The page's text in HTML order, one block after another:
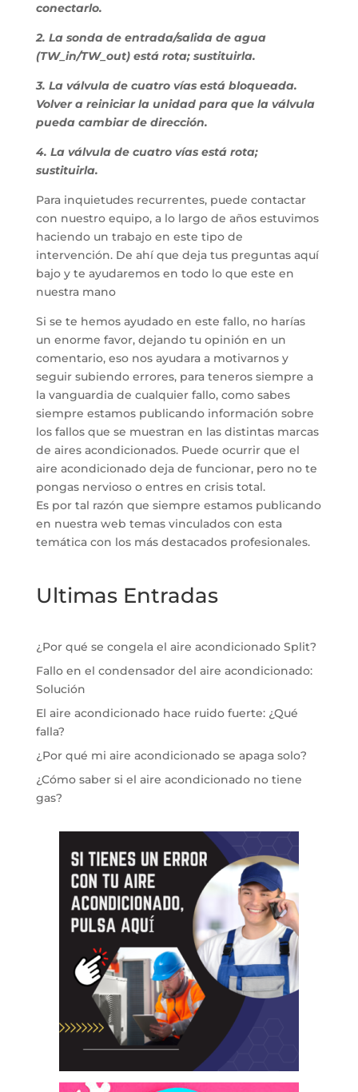
conectarlo.
2. La sonda de entrada/salida de agua
(TW_in/TW_out) está rota; sustituirla.
3. La válvula de cuatro vías está bloqueada.
Volver a reiniciar la unidad para que la válvula
pueda cambiar de dirección.
4. La válvula de cuatro vías está rota;
sustituirla.
Para inquietudes recurrentes, puede contactar
con nuestro equipo, a lo largo de años estuvimos
haciendo un trabajo en este tipo de
intervención. De ahí que deja tus preguntas aquí
bajo y te ayudaremos en todo lo que este en
nuestra mano
Si se te hemos ayudado en este fallo, no harías
un enorme favor, dejando tu opinión en un
comentario, eso nos ayudara a motivarnos y
seguir subiendo errores, para teneros siempre a
la vanguardia de cualquier fallo, como sabes
siempre estamos publicando información sobre
los fallos que se muestran en las distintas marcas
de aires acondicionados. Puede ocurrir que el
aire acondicionado deja de funcionar, pero no te
pongas nervioso o entres en crisis total.
Es por tal razón que siempre estamos publicando
en nuestra web temas vinculados con esta
temática con los más destacados profesionales.
Ultimas Entradas
¿Por qué se congela el aire acondicionado Split?
Fallo en el condensador del aire acondicionado:
Solución
El aire acondicionado hace ruido fuerte: ¿Qué
falla?
¿Por qué mi aire acondicionado se apaga solo?
¿Cómo saber si el aire acondicionado no tiene
gas?